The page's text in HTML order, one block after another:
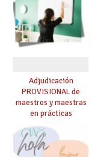
Adjudicación
PROVISIONAL de
maestros y maestras
en prácticas